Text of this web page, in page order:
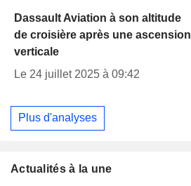
Dassault Aviation à son altitude
de croisière après une ascension
verticale
Le 24 juillet 2025 à 09:42
Plus d'analyses
Actualités à la une